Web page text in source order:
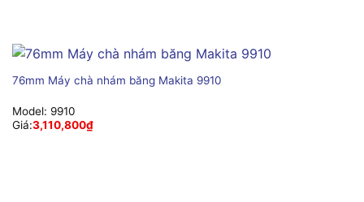
76mm Máy chà nhám băng Makita 9910
Model: 9910
Giá:3,110,800₫